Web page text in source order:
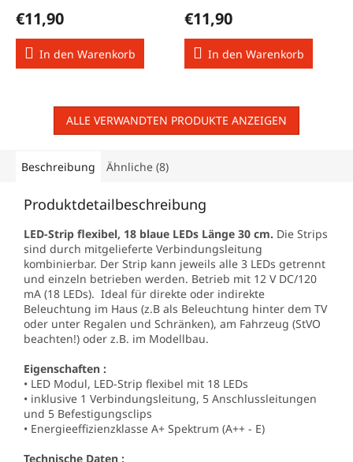
€11,90
In den Warenkorb
€11,90
In den Warenkorb
ALLE VERWANDTEN PRODUKTE ANZEIGEN
Beschreibung Ähnliche (8)
Produktdetailbeschreibung
LED-Strip flexibel, 18 blaue LEDs Länge 30 cm. Die Strips
sind durch mitgelieferte Verbindungsleitung
kombinierbar. Der Strip kann jeweils alle 3 LEDs getrennt
und einzeln betrieben werden. Betrieb mit 12 V DC/120
mA (18 LEDs). Ideal für direkte oder indirekte
Beleuchtung im Haus (z.B als Beleuchtung hinter dem TV
oder unter Regalen und Schränken), am Fahrzeug (StVO
beachten!) oder z.B. im Modellbau.
Eigenschaften :
• LED Modul, LED-Strip flexibel mit 18 LEDs
• inklusive 1 Verbindungsleitung, 5 Anschlussleitungen
und 5 Befestigungsclips
• Energieeffizienzklasse A+ Spektrum (A++ - E)
Technische Daten :